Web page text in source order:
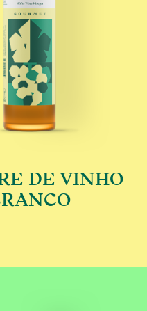
DE VINHO
€